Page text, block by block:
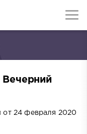
24 февраля 2020